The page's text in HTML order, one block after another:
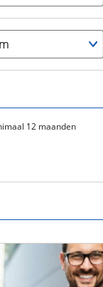
12 maanden